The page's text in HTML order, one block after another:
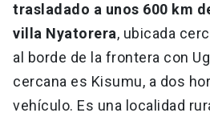
trasladado a unos 600 km
villa Nyatorera, ubicada
al borde de la frontera con
cercana es Kisumu, a dos
vehículo. Es una localidad